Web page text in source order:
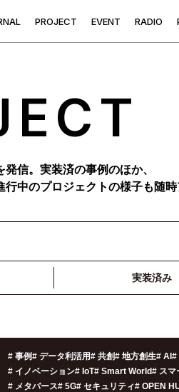
NAL PROJECT EVENT RADIO
信。実装済の事例のほか、
中のプロジェクトの様子も随時
実装済み
# 事例# データ利活用# 共創# 地方創生# AI #
# イノベーション# IoT# Smart World# スマ
# メタバース# 5G# セキュリティ# OPEN